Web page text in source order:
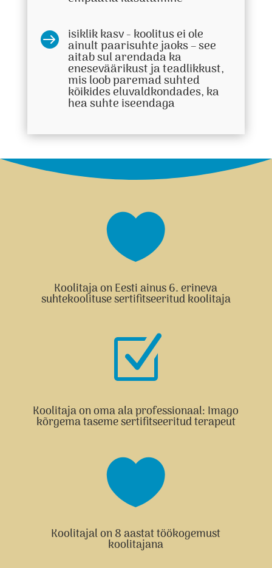
 isiklik kasv - koolitus ei ole
ainult paarisuhte jaoks – see
aitab sul arendada ka
eneseväärikust ja teadlikkust,
mis loob paremad suhted
kõikides eluvaldkondades, ka
hea suhte iseendaga

Koolitaja on Eesti ainus 6. erineva
suhtekoolituse sertifitseeritud koolitaja
Z
Koolitaja on oma ala professionaal: Imago
kõrgema taseme sertifitseeritud terapeut

Koolitajal on 8 aastat töökogemust
koolitajana